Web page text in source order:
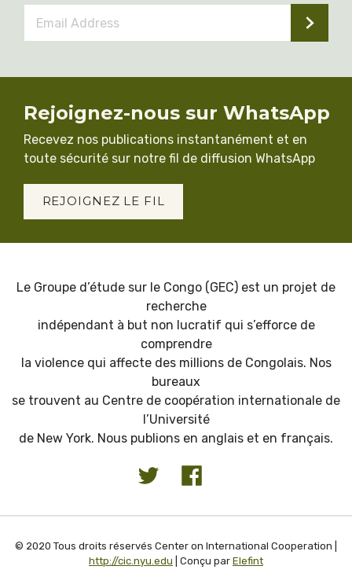
Address *
Rejoignez-nous sur WhatsApp
Recevez nos publications instantanément et en
toute sécurité sur notre fil de diffusion WhatsApp
REJOIGNEZ LE FIL
Le Groupe d’étude sur le Congo (GEC) est un projet de
recherche
indépendant à but non lucratif qui s’efforce de
comprendre
la violence qui affecte des millions de Congolais. Nos
bureaux
se trouvent au Centre de coopération internationale de
l’Université
de New York. Nous publions en anglais et en français.
© 2020 Tous droits réservés Center on International Cooperation |
http://cic.nyu.edu | Conçu par Elefint